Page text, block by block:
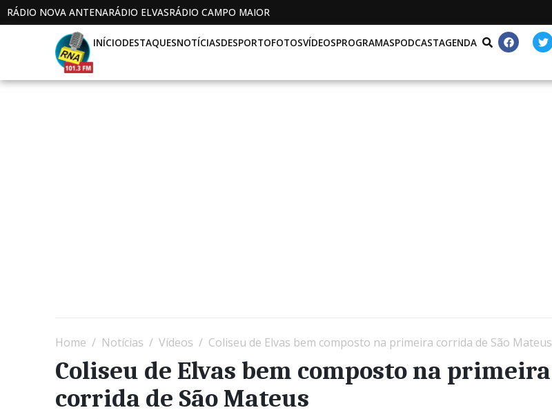
RÁDIO NOVA ANTENARÁDIO ELVASRÁDIO CAMPO MAIOR
INÍCIODESTAQUESNOTÍCIASDESPORTOFOTOSVÍDEOSPROGRAMASPODCASTAGENDA
Home Notícias Vídeos Coliseu de Elvas bem composto na primeira corrida de São Mateus
Coliseu de Elvas bem composto na primeira
corrida de São Mateus